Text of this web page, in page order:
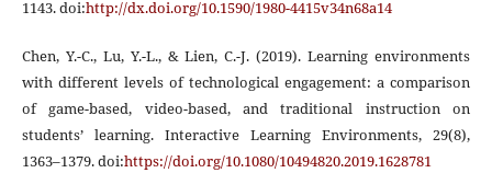
1143. doi:http://dx.doi.org/10.1590/1980-4415v34n68a14
Chen, Y.-C., Lu, Y.-L., & Lien, C.-J. (2019). Learning environments
with different levels of technological engagement: a comparison
of game-based, video-based, and traditional instruction on
students’ learning. Interactive Learning Environments, 29(8),
1363–1379. doi:https://doi.org/10.1080/10494820.2019.1628781